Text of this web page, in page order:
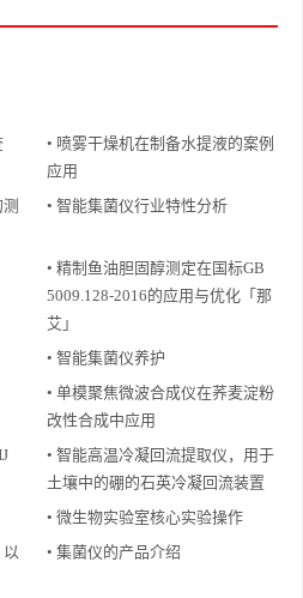
• 喷雾干燥机在制备水提液的案例
应用
• 智能集菌仪行业特性分析
• 精制鱼油胆固醇测定在国标GB
5009.128-2016的应用与优化「那
艾」
• 智能集菌仪养护
• 单模聚焦微波合成仪在荞麦淀粉
改性合成中应用
• 智能高温冷凝回流提取仪，用于
土壤中的硼的石英冷凝回流装置
• 微生物实验室核心实验操作
• 集菌仪的产品介绍